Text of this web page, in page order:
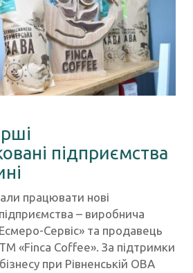
підприємства
працювати нові
– виробнича
Сервіс» та продавець
«Finca Coffee». За підтримки
при Рівненській ОВА